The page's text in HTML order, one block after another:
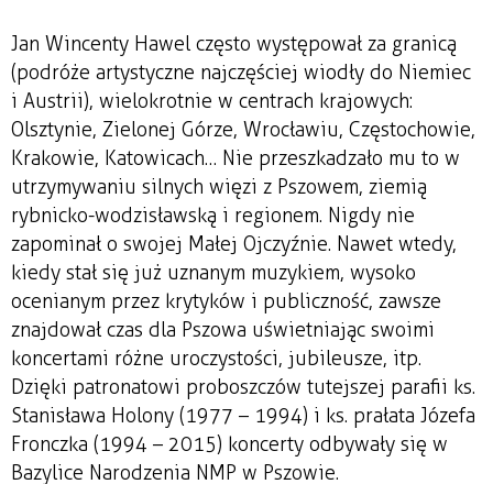
Jan Wincenty Hawel często występował za granicą
(podróże artystyczne najczęściej wiodły do Niemiec
i Austrii), wielokrotnie w centrach krajowych:
Olsztynie, Zielonej Górze, Wrocławiu, Częstochowie,
Krakowie, Katowicach… Nie przeszkadzało mu to w
utrzymywaniu silnych więzi z Pszowem, ziemią
rybnicko-wodzisławską i regionem. Nigdy nie
zapominał o swojej Małej Ojczyźnie. Nawet wtedy,
kiedy stał się już uznanym muzykiem, wysoko
ocenianym przez krytyków i publiczność, zawsze
znajdował czas dla Pszowa uświetniając swoimi
koncertami różne uroczystości, jubileusze, itp.
Dzięki patronatowi proboszczów tutejszej parafii ks.
Stanisława Holony (1977 – 1994) i ks. prałata Józefa
Fronczka (1994 – 2015) koncerty odbywały się w
Bazylice Narodzenia NMP w Pszowie.